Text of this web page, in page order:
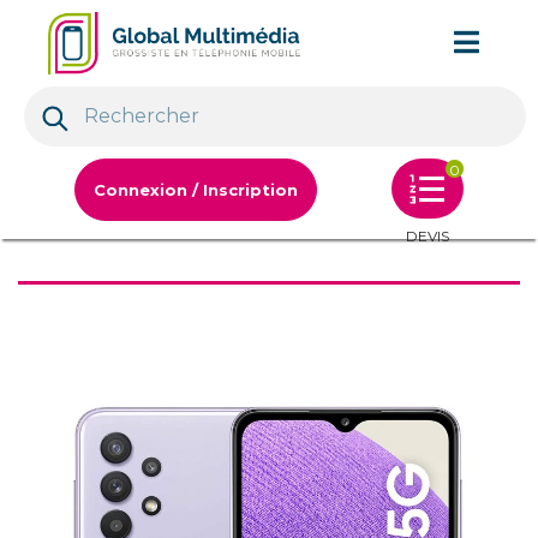
Connexion / Inscription
0
DEVIS